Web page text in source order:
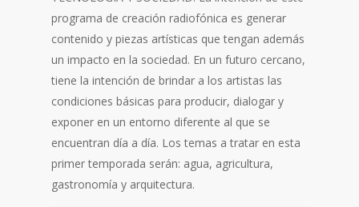
programa de creación radiofónica es generar
contenido y piezas artísticas que tengan además
un impacto en la sociedad. En un futuro cercano,
tiene la intención de brindar a los artistas las
condiciones básicas para producir, dialogar y
exponer en un entorno diferente al que se
encuentran día a día. Los temas a tratar en esta
primer temporada serán: agua, agricultura,
gastronomía y arquitectura.